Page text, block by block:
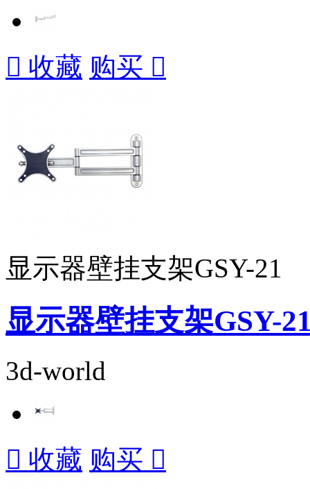
 收藏 购买 
显示器壁挂支架GSY-21
显示器壁挂支架GSY-
3d-world
 收藏 购买 